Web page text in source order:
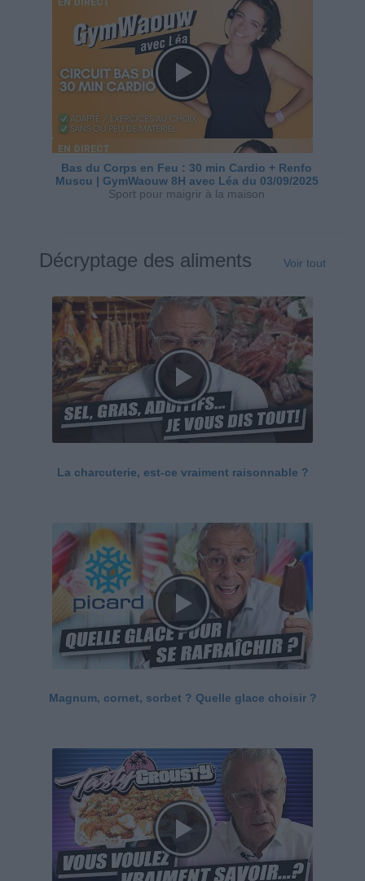
Bas du Corps en Feu : 30 min Cardio + Renfo
Muscu | GymWaouw 8H avec Léa du 03/09/2025
Sport pour maigrir à la maison
Décryptage des aliments Voir tout
La charcuterie, est-ce vraiment raisonnable ?
Magnum, cornet, sorbet ? Quelle glace choisir ?